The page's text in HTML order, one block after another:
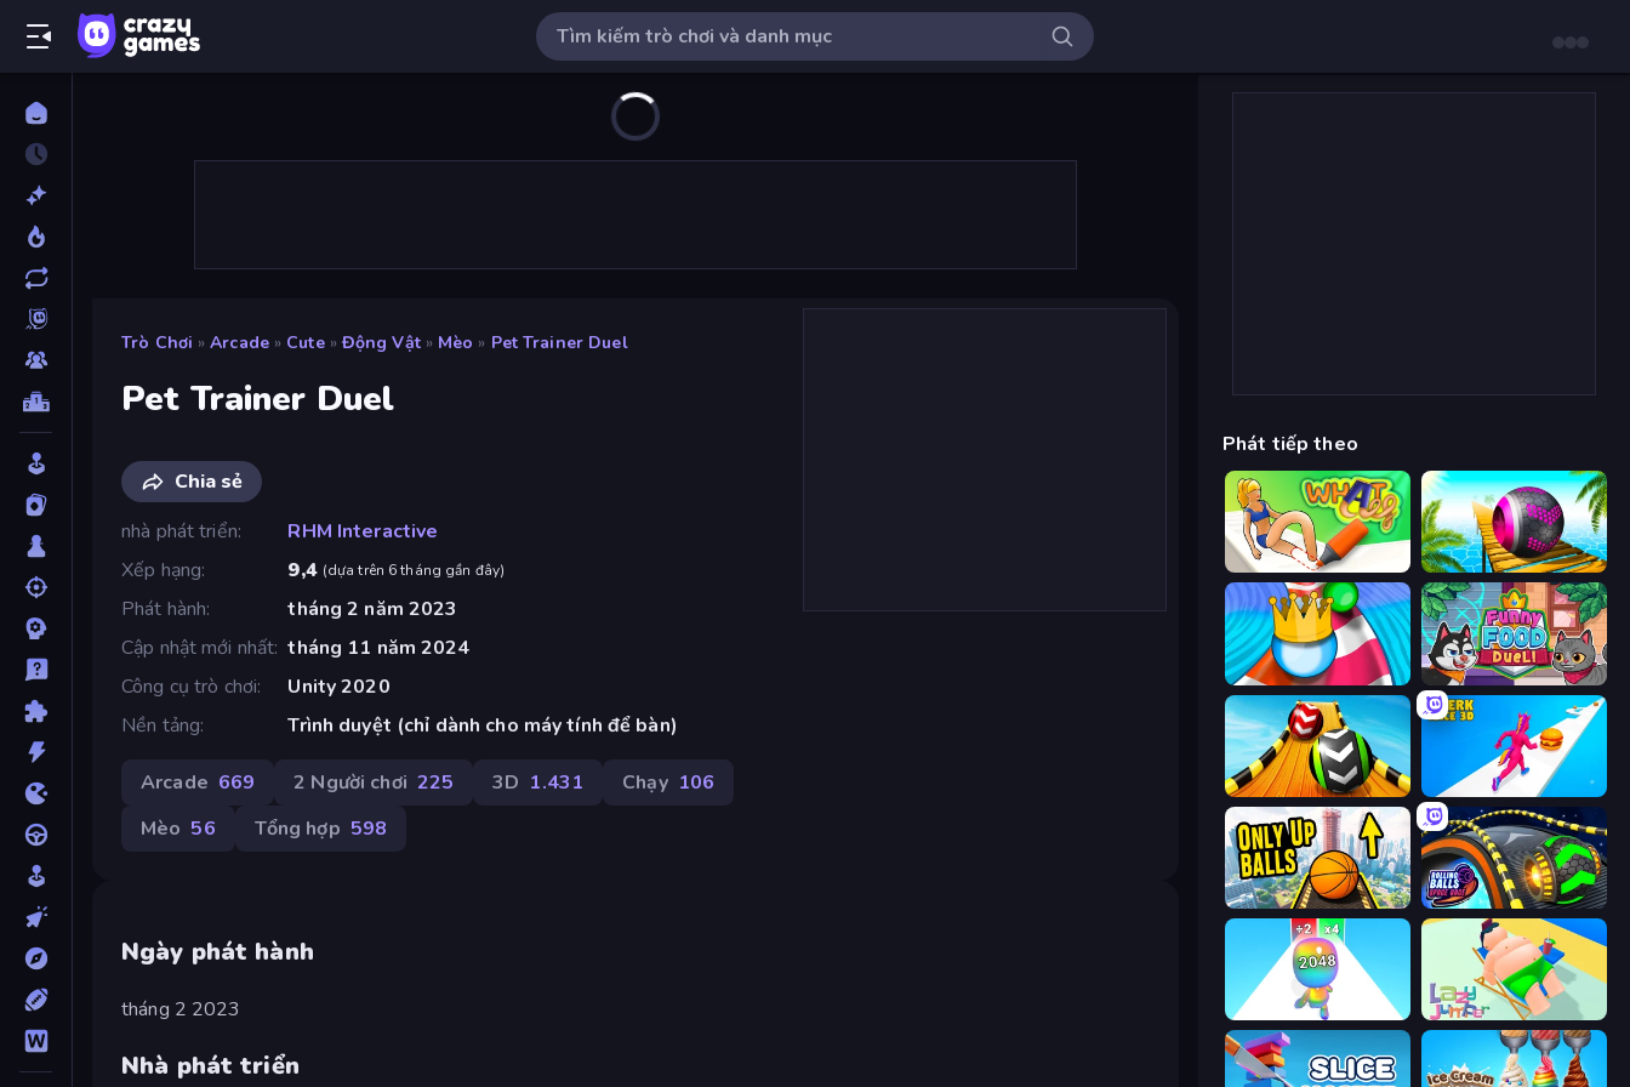
Trò Chơi » Arcade » Cute » Động Vật » Mèo » Pet Trainer Duel
Pet Trainer Duel
Chia sẻ
nhà phát triển
RHM Interactive
Xếp hạng
9,4 (dựa trên 6 tháng gần đây)
Phát hành
tháng 2 năm 2023
Cập nhật mới nhất tháng 11 năm 2024
Công cụ trò chơi
Unity 2020
Nền tảng
Trình duyệt (chỉ dành cho máy tính để bàn)
Arcade 669 2 Người chơi 225 3D 1.431 Chạy 106
Mèo 56 Tổng hợp 598
Ngày phát hành
tháng 2 2023
Nhà phát triển
Phát tiếp theo
What a Leg Rolling Balls Sea Race
Aquapark Balls Party Funny Food Duel
Sky Balls 3D Twerk Race 3D
Only Up Balls Rolling Balls Space Race
Man Runner 2048 Lazy Jumper